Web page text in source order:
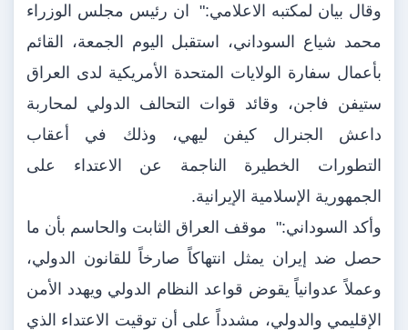
وقال بيان لمكتبه الاعلامي:" ان رئيس مجلس الوزراء
محمد شياع السوداني، استقبل اليوم الجمعة، القائم
بأعمال سفارة الولايات المتحدة الأمريكية لدى العراق
ستيفن فاجن، وقائد قوات التحالف الدولي لمحاربة
داعش الجنرال كيفن ليهي، وذلك في أعقاب
التطورات الخطيرة الناجمة عن الاعتداء على
الجمهورية الإسلامية الإيرانية.
وأكد السوداني:" موقف العراق الثابت والحاسم بأن ما
حصل ضد إيران يمثل انتهاكاً صارخاً للقانون الدولي،
وعملاً عدوانياً يقوض قواعد النظام الدولي ويهدد الأمن
الإقليمي والدولي، مشدداً على أن توقيت الاعتداء الذي